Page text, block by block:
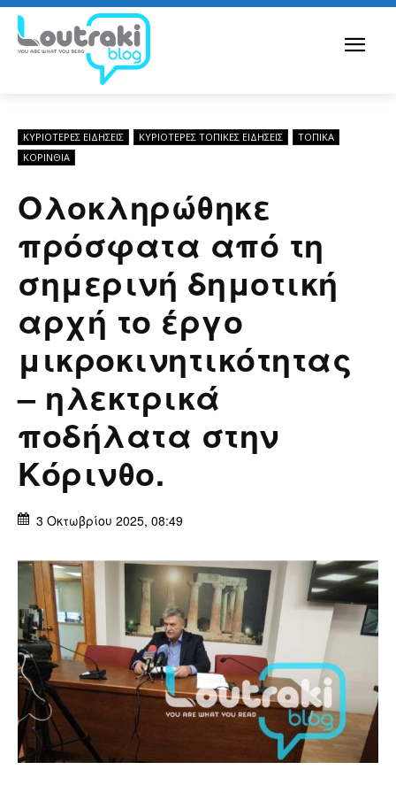
ΚΥΡΙΌΤΕΡΕΣ ΕΙΔΉΣΕΙΣ ΚΥΡΙΌΤΕΡΕΣ ΤΟΠΙΚΈΣ ΕΙΔΉΣΕΙΣ
ΤΟΠΙΚΑ
ΚΟΡΙΝΘΊΑ
Ολοκληρώθηκε
πρόσφατα από τη
σημερινή δημοτική
αρχή το έργο
μικροκινητικότητας
– ηλεκτρικά
ποδήλατα στην
Κόρινθo.
3 Οκτωβρίου 2025, 08:49